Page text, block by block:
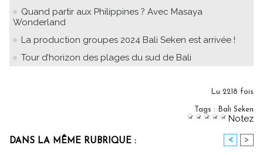
Quand partir aux Philippines ? Avec Masaya
Wonderland
La production groupes 2024 Bali Seken est arrivée !
Tour d’horizon des plages du sud de Bali
Lu 2218 fois
Tags : Bali Seken
Notez
DANS LA MÊME RUBRIQUE : < >